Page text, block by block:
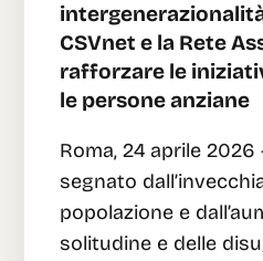
CSVnet e la Rete
rafforzare le
le persone anziane
Roma, 24 aprile
segnato
popolazione e
solitudine e delle